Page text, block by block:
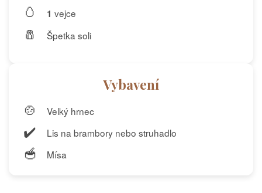
🥚 1 vejce
🧂 Špetka soli
Vybavení
🍲 Velký hrnec
✔️ Lis na brambory nebo struhadlo
🥣 Mísa